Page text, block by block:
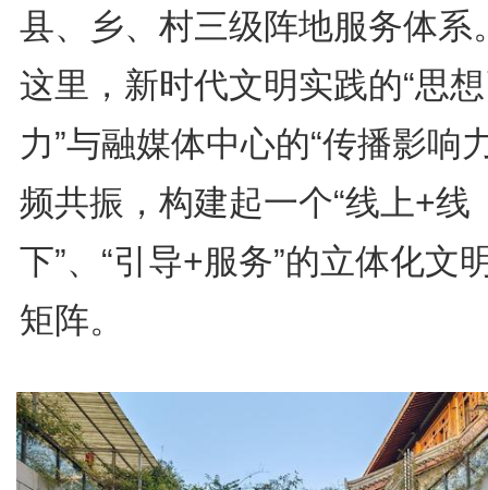
县、乡、村三级阵地服务体系
这里，新时代文明实践的“思
力”与融媒体中心的“传播影响
频共振，构建起一个“线上+线
下”、“引导+服务”的立体化文
矩阵。